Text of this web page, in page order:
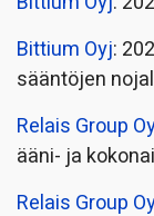
Bittium Oyj:
sääntöjen
Relais Group
ääni- ja
Relais Group